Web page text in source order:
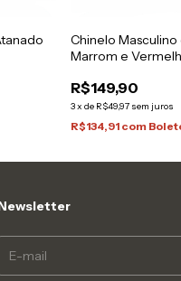
Chinelo
Marrom e
R$149,90
3x de R$49,97 sem juros
R$134,91 com